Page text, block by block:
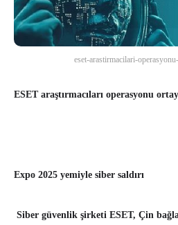
eset-arastirmacilari-
ESET araştırmacıları operasyonu
Expo 2025 yemiyle siber saldırı
Siber güvenlik şirketi ESET, Çin